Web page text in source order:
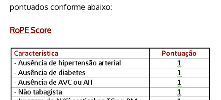
pontuados conforme abaixo:
RoPE Score